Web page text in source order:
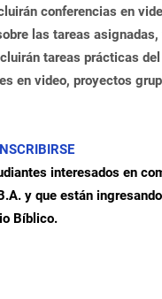
conferencias en
las tareas asignadas,
tareas prácticas
en video, proyectos
interesados en
y que están
Bíblico.